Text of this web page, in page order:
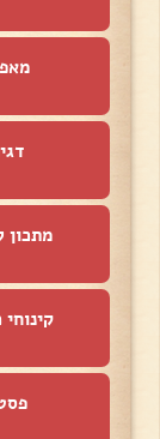
מתכון